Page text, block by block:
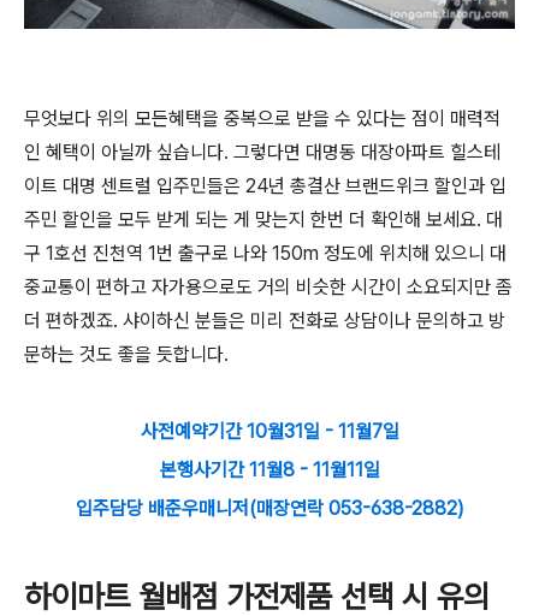
무엇보다 위의 모든혜택을 중복으로 받을 수 있다는 점이 매력적
인 혜택이 아닐까 싶습니다. 그렇다면 대명동 대장아파트 힐스테
이트 대명 센트럴 입주민들은 24년 총결산 브랜드위크 할인과 입
주민 할인을 모두 받게 되는 게 맞는지 한번 더 확인해 보세요. 대
구 1호선 진천역 1번 출구로 나와 150m 정도에 위치해 있으니 대
중교통이 편하고 자가용으로도 거의 비슷한 시간이 소요되지만 좀
더 편하겠죠. 샤이하신 분들은 미리 전화로 상담이나 문의하고 방
문하는 것도 좋을 듯합니다.
사전예약기간 10월31일 - 11월7일
본행사기간 11월8 - 11월11일
입주담당 배준우매니저(매장연락 053-638-2882)
하이마트 월배점 가전제품 선택 시 유의